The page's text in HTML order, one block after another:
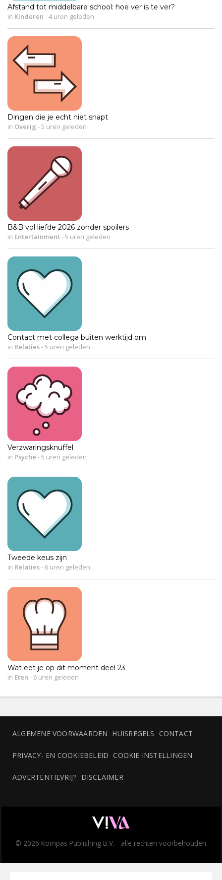
Afstand tot middelbare school: hoe ver is te ver?
in Kinderen -4 uren geleden
Dingen die je echt niet snapt
in Overig -5 uren geleden
B&B vol liefde 2026 zonder spoilers
in Entertainment-5 uren geleden
Contact met collega buiten werktijd om
in Relaties-5 uren geleden
Verzwaringsknuffel
in Psyche -5 uren geleden
Tweede keus zijn
in Relaties- 6 uren geleden
Wat eet je op dit moment deel 23
in Eten - 6 uren geleden
ALGEMENE VOORWAARDEN HUISREGELS CONTACT
PRIVACY- EN COOKIEBELEID COOKIE INSTELLINGEN
ADVERTENTIEVRIJ? DISCLAIMER
© 2026 Kompas Publishing B.V. - alle rechten voorbehouden